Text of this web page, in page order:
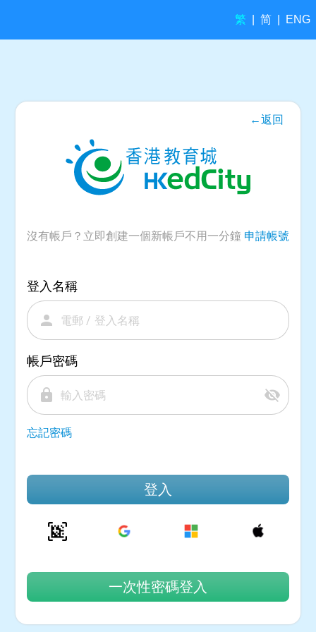
繁 简 ENG
←返回
沒有帳戶？立即創建一個新帳戶不用一分鐘 申請帳號
登入名稱
person
帳戶密碼
lock visibility_off
忘記密碼